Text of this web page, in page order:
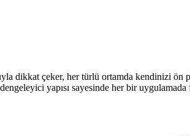
dikkat çeker, her türlü ortamda kendinizi ön
yapısı sayesinde her bir